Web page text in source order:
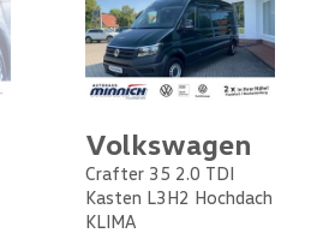
Volkswagen
Crafter 35 2.0 TDI
Kasten L3H2 Hochdach
KLIMA